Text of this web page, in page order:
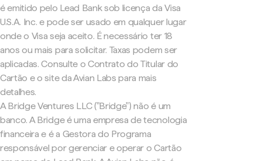
é emitido pelo Lead Bank sob licença da Visa
U.S.A. Inc. e pode ser usado em qualquer lugar
onde o Visa seja aceito. É necessário ter 18
anos ou mais para solicitar. Taxas podem ser
aplicadas. Consulte o Contrato do Titular do
Cartão e o site da Avian Labs para mais
detalhes.
A Bridge Ventures LLC ("Bridge") não é um
banco. A Bridge é uma empresa de tecnologia
financeira e é a Gestora do Programa
responsável por gerenciar e operar o Cartão